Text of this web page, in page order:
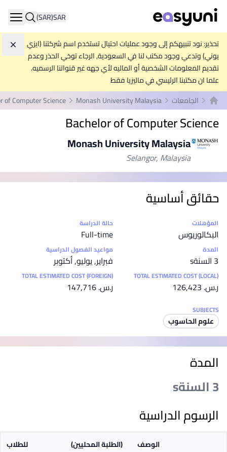
SAR
(SAR)
تحذير: نود تنبيهكم إلى وجود عمليات احتيال تستخدم اسم شركتنا (ايزي
يوني) وتدعي وجود مكتب لنا في السعودية, الرجاء توخي الحذر وعدم
تقديم المعلومات الشخصية أو الماليه لأي جهه غير قنواتنا الرسميه.
علما ان مكتبنا الرئيسي في ماليزيا فقط
الصفحة الرئيسية
الجامعات Monash University Malaysia
of Computer Science
Bachelor of Computer Science
Monash University Malaysia
Selangor, Malaysia
حقائق أساسية
إحصائيات
المؤهلات
البكالوريوس
حالة الدراسة
Full-time
المدة
3 السنةs
مواعيد الفصول الدراسية
فبراير, يوليو, أكتوبر
TOTAL ESTIMATED COST (LOCAL)
ر.س.‏ 126,423
TOTAL ESTIMATED COST (FOREIGN)
ر.س.‏ 147,716
SUBJECTS
علوم الحاسوب
المدة
3 السنةs
الرسوم الدراسية
الوصف (الطلبة المحليين)
للطلاب